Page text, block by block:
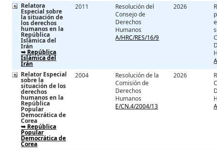
Relatora
Especial sobre
la situación de
los derechos
humanos en la
República
Islámica del
Irán
➥ República
Islámica del
Irán
2011
Resolución del
Consejo de
Derechos
Humanos
A/HRC/RES/16/9
2026
Relator Especial
sobre la
situación de los
derechos
humanos en la
República
Popular
Democrática de
Corea
➥ República
Popular
Democrática de
Corea
2004
Resolución de la
Comisión de
Derechos
Humanos
E/CN.4/2004/13
2026